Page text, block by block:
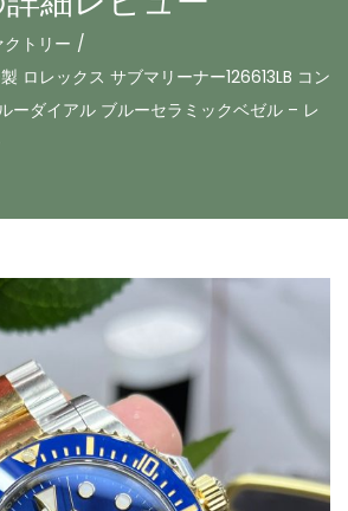
トリー /
ロレックス サブマリーナー126613LB コン
ーダイアル ブルーセラミックベゼル – レ